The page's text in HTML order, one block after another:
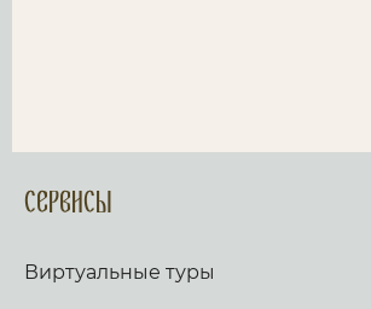
Сервисы
Виртуальные туры